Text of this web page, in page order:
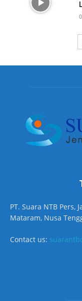
PT. Suara NTB Pers,
Mataram, Nusa
Contact us: